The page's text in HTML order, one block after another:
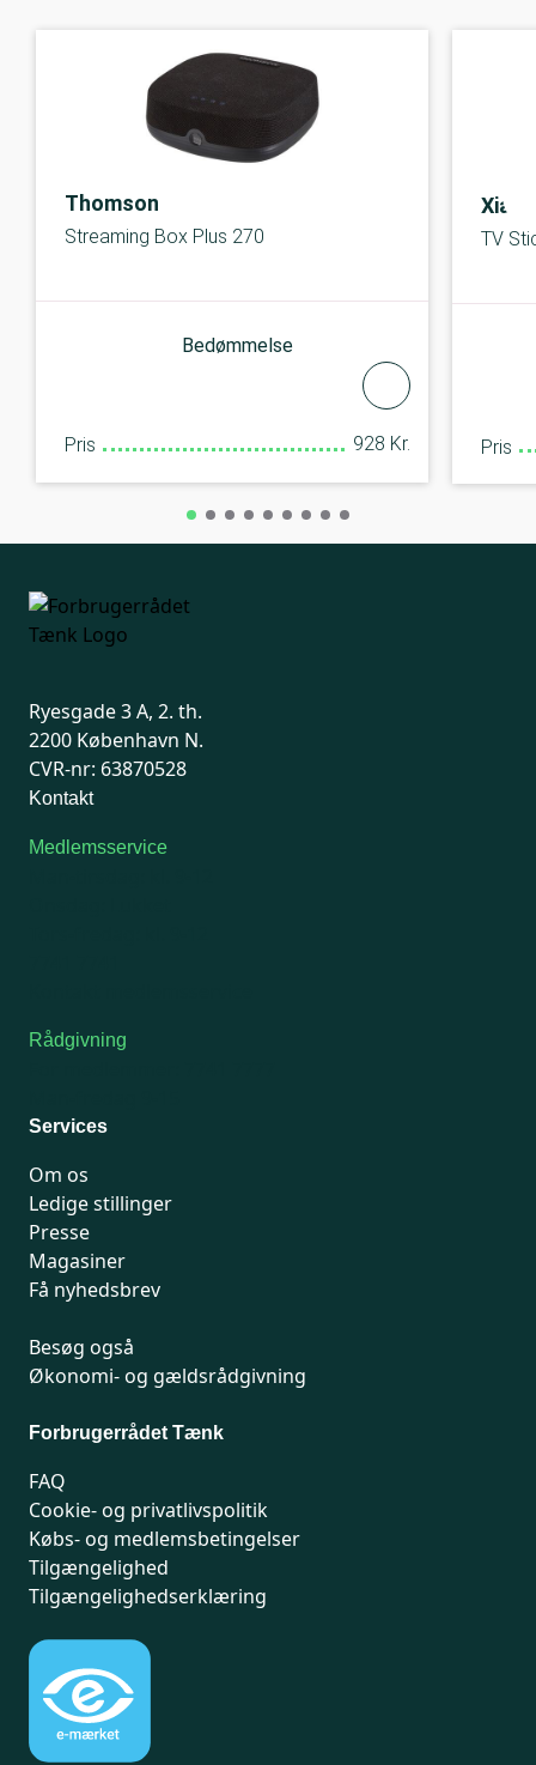
Thomson
Streaming Box Plus 270
Bedømmelse
Pris 928 Kr.
TV
Pris
Ryesgade 3 A, 2. th.
2200 København N.
CVR-nr: 63870528
Kontakt
Medlemsservice
Rådgivning
Services
Om os
Ledige stillinger
Presse
Magasiner
Få nyhedsbrev
Besøg også
Økonomi- og gældsrådgivning
Forbrugerrådet Tænk
FAQ
Cookie- og privatlivspolitik
Købs- og medlemsbetingelser
Tilgængelighed
Tilgængelighedserklæring